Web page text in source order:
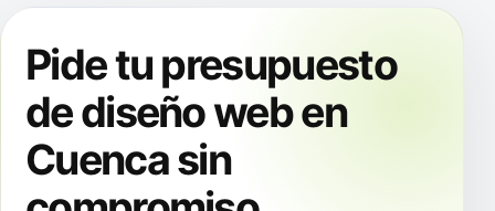
Pide tu presupuesto
de diseño web en
Cuenca sin